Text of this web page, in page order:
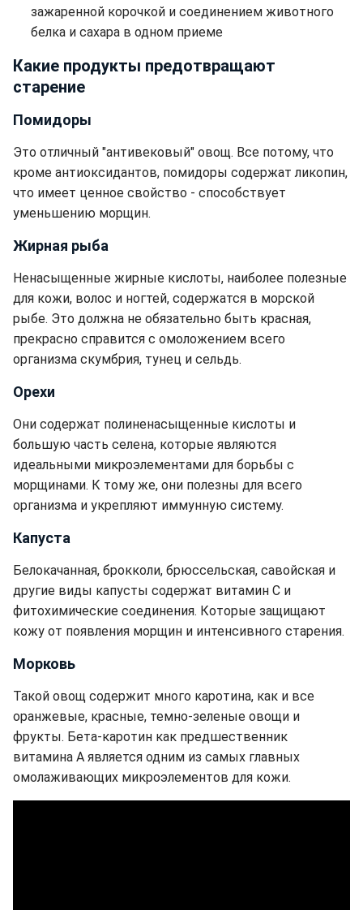
зажаренной корочкой и соединением животного
белка и сахара в одном приеме
Какие продукты предотвращают
старение
Помидоры
Это отличный "антивековый" овощ. Все потому, что
кроме антиоксидантов, помидоры содержат ликопин,
что имеет ценное свойство - способствует
уменьшению морщин.
Жирная рыба
Ненасыщенные жирные кислоты, наиболее полезные
для кожи, волос и ногтей, содержатся в морской
рыбе. Это должна не обязательно быть красная,
прекрасно справится с омоложением всего
организма скумбрия, тунец и сельдь.
Орехи
Они содержат полиненасыщенные кислоты и
большую часть селена, которые являются
идеальными микроэлементами для борьбы с
морщинами. К тому же, они полезны для всего
организма и укрепляют иммунную систему.
Капуста
Белокачанная, брокколи, брюссельская, савойская и
другие виды капусты содержат витамин С и
фитохимические соединения. Которые защищают
кожу от появления морщин и интенсивного старения.
Морковь
Такой овощ содержит много каротина, как и все
оранжевые, красные, темно-зеленые овощи и
фрукты. Бета-каротин как предшественник
витамина А является одним из самых главных
омолаживающих микроэлементов для кожи.